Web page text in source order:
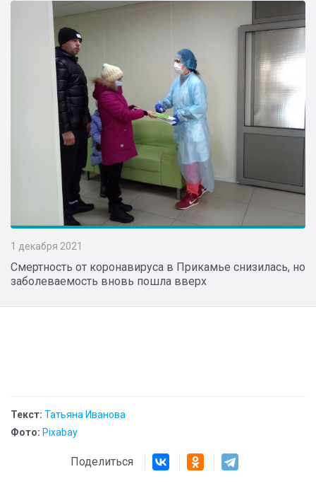
1 декабря 2021
Смертность от коронавируса в Прикамье снизилась, но
заболеваемость вновь пошла вверх
Текст: Татьяна Иванова
Фото: Pixabay
Поделиться